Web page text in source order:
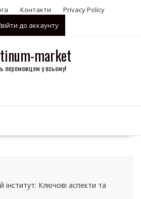
Контакти
Privacy Policy
до аккаунту
market
переможцем у всьому!
інститут: Ключові аспекти та